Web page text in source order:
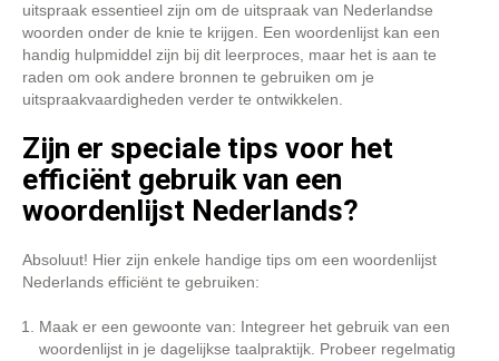
uitspraak essentieel zijn om de uitspraak van Nederlandse
woorden onder de knie te krijgen. Een woordenlijst kan een
handig hulpmiddel zijn bij dit leerproces, maar het is aan te
raden om ook andere bronnen te gebruiken om je
uitspraakvaardigheden verder te ontwikkelen.
Zijn er speciale tips voor het
efficiënt gebruik van een
woordenlijst Nederlands?
Absoluut! Hier zijn enkele handige tips om een woordenlijst
Nederlands efficiënt te gebruiken:
Maak er een gewoonte van: Integreer het gebruik van een
woordenlijst in je dagelijkse taalpraktijk. Probeer regelmatig